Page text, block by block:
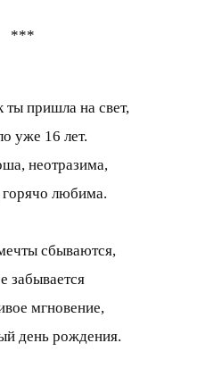
***
ты пришла на свет,
уже 16 лет.
неотразима,
любима.
сбываются,
забывается
мгновение,
день рождения.